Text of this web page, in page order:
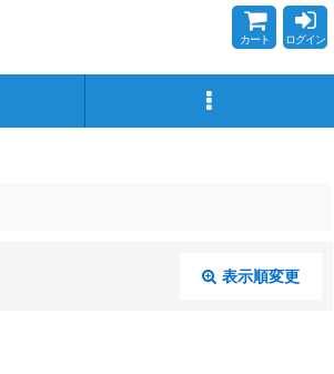
カート ログイン
表示順変更